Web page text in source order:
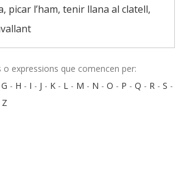
picar l’ham, tenir llana al clatell,
o expressions que comencen per:
G - H - I - J - K - L - M - N - O - P - Q - R - S -
Z